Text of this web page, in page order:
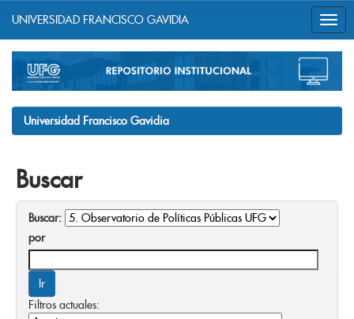
navigation
UNIVERSIDAD FRANCISCO GAVIDIA
Universidad Francisco Gavidia
Buscar
Buscar:
por
Filtros actuales: